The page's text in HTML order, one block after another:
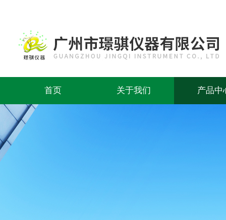
首页 关于我们 产品中